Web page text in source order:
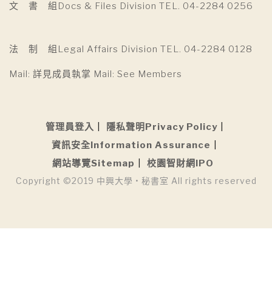
文 書 組Docs & Files Division TEL. 04-2284 0256
法 制 組Legal Affairs Division TEL. 04-2284 0128
Mail: 詳見成員執掌 Mail: See Members
管理員登入
隱私聲明Privacy Policy
資訊安全Information Assurance
網站導覽Sitemap
校園智財網IPO
Copyright ©2019 中興大學 • 秘書室 All rights reserved